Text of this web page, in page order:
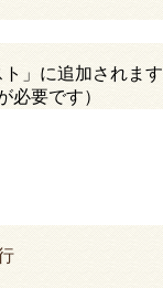
」に追加されます
必要です）